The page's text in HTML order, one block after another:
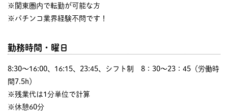
※関東圏内で転勤が可能な方
※パチンコ業界経験不問です！
勤務時間・曜日
8:30〜16:00、16:15、23:45、シフト制 8：30～23：45（労働時
間7.5h）
※残業代は1分単位で計算
※休憩60分